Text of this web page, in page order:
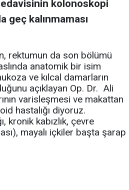
kolonoskopi
geç kalınmaması
rektumun da son bölümü
anatomik bir isim
ve kılcal damarların
açıklayan Op. Dr. Ali
varisleşmesi ve makattan
hastalığı diyoruz.
kronik kabızlık, çevre
mayalı içkiler başta şarap